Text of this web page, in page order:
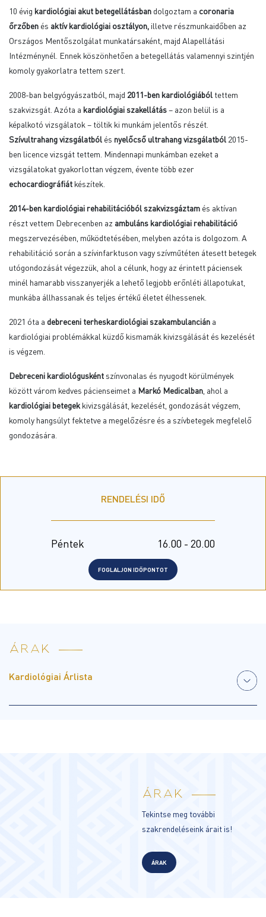
10 évig kardiológiai akut betegellátásban dolgoztam a coronaria
őrzőben és aktív kardiológiai osztályon, illetve részmunkaidőben az
Országos Mentőszolgálat munkatársaként, majd Alapellátási
Intézménynél. Ennek köszönhetően a betegellátás valamennyi szintjén
komoly gyakorlatra tettem szert.
2008-ban belgyógyászatból, majd 2011-ben kardiológiából tettem
szakvizsgát. Azóta a kardiológiai szakellátás– azon belül is a
képalkotó vizsgálatok – töltik ki munkám jelentős részét.
Szívultrahang vizsgálatból és nyelőcső ultrahang vizsgálatból 2015-
ben licence vizsgát tettem. Mindennapi munkámban ezeket a
vizsgálatokat gyakorlottan végzem, évente több ezer
echocardiográfiát készítek.
2014-ben kardiológiai rehabilitációból szakvizsgáztam és aktívan
részt vettem Debrecenben az ambuláns kardiológiai rehabilitáció
megszervezésében, működtetésében, melyben azóta is dolgozom. A
rehabilitáció során a szívinfarktuson vagy szívműtéten átesett betegek
utógondozását végezzük, ahol a célunk, hogy az érintett páciensek
minél hamarabb visszanyerjék a lehető legjobb erőnléti állapotukat,
munkába állhassanak és teljes értékű életet élhessenek.
2021 óta a debreceni terheskardiológiai szakambulancián a
kardiológiai problémákkal küzdő kismamák kivizsgálását és kezelését
is végzem.
Debreceni kardiológusként színvonalas és nyugodt körülmények
között várom kedves pácienseimet a Markó Medicalban , ahol a
kardiológiai betegek kivizsgálását, kezelését, gondozását végzem,
komoly hangsúlyt fektetve a megelőzésre és a szívbetegek megfelelő
gondozására.
RENDELÉSI IDŐ
Péntek 16.00 - 20.00
FOGLALJON IDŐPONTOT
ÁRAK
Kardiológiai Árlista
ÁRAK
Tekintse meg további
szakrendeléseink árait is!
ÁRAK